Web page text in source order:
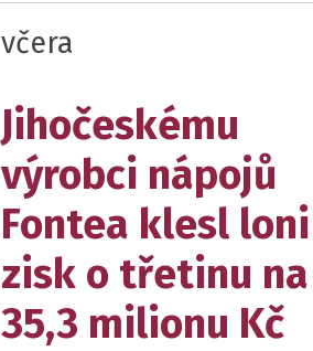
včera
Jihočeskému
výrobci nápojů
Fontea klesl loni
zisk o třetinu na
35,3 milionu Kč